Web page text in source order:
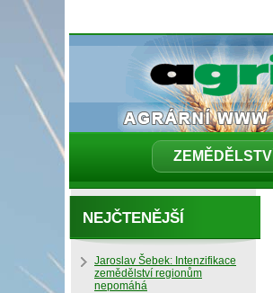
ZEMĚDĚLSTVÍ
NEJČTENĚJŠÍ
Jaroslav Šebek: Intenzifikace
zemědělství regionům
nepomáhá